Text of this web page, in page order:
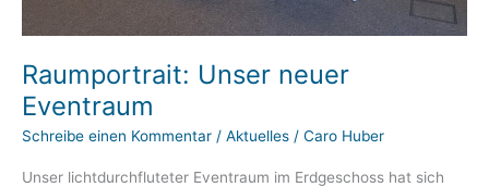
Raumportrait: Unser neuer
Eventraum
Schreibe einen Kommentar / Aktuelles / Caro Huber
Unser lichtdurchfluteter Eventraum im Erdgeschoss hat sich